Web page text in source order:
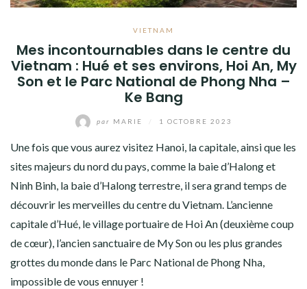
VIETNAM
Mes incontournables dans le centre du
Vietnam : Hué et ses environs, Hoi An, My
Son et le Parc National de Phong Nha –
Ke Bang
par MARIE 1 OCTOBRE 2023
Une fois que vous aurez visitez Hanoi, la capitale, ainsi que les
sites majeurs du nord du pays, comme la baie d’Halong et
Ninh Binh, la baie d’Halong terrestre, il sera grand temps de
découvrir les merveilles du centre du Vietnam. L’ancienne
capitale d’Hué, le village portuaire de Hoi An (deuxième coup
de cœur), l’ancien sanctuaire de My Son ou les plus grandes
grottes du monde dans le Parc National de Phong Nha,
impossible de vous ennuyer !